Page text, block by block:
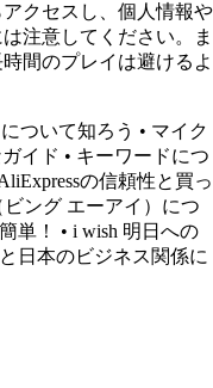
クセスし、個人情報や
注意してください。ま
間のプレイは避けるよ
ついて知ろう • マイク
イド • キーワードにつ
の信頼性と買っ
ング エーアイ）につ
単！ • i wish 明日への
日本のビジネス関係に